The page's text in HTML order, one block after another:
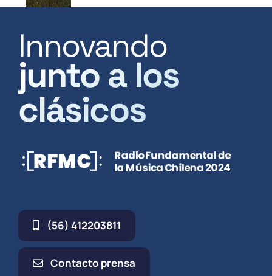
Innovando
junto a los
clásicos
(56) 412203811
Contacto prensa